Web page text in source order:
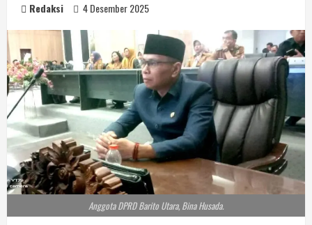
Redaksi 4 Desember 2025
Anggota DPRD Barito Utara, Bina Husada.